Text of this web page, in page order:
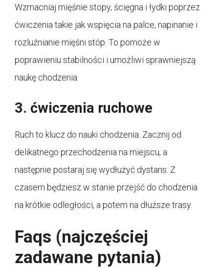
Wzmacniaj mięśnie stopy, ścięgna i łydki poprzez
ćwiczenia takie jak wspięcia na palce, napinanie i
rozluźnianie mięśni stóp. To pomoże w
poprawieniu stabilności i umożliwi sprawniejszą
naukę chodzenia.
3. ćwiczenia ruchowe
Ruch to klucz do nauki chodzenia. Zacznij od
delikatnego przechodzenia na miejscu, a
następnie postaraj się wydłużyć dystans. Z
czasem będziesz w stanie przejść do chodzenia
na krótkie odległości, a potem na dłuższe trasy.
Faqs (najczęściej
zadawane pytania)